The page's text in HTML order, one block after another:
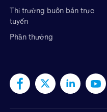
Thị trường buôn bán trực
tuyến
Phần thưởng